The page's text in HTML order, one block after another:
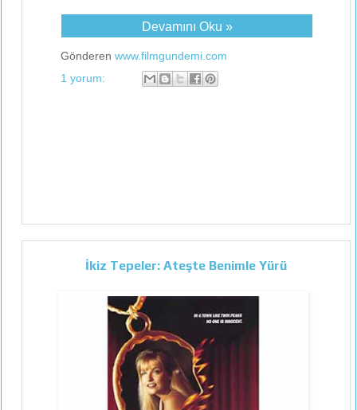
Devamını Oku »
Gönderen www.filmgundemi.com
1 yorum:
İkiz Tepeler: Ateşte Benimle Yürü